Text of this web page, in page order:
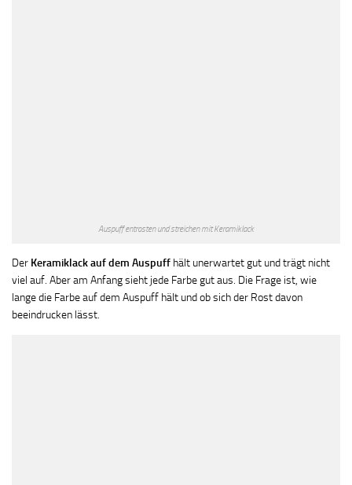
Auspuff entrosten und streichen mit Keramiklack
Der Keramiklack auf dem Auspuff hält unerwartet gut und trägt nicht
viel auf. Aber am Anfang sieht jede Farbe gut aus. Die Frage ist, wie
lange die Farbe auf dem Auspuff hält und ob sich der Rost davon
beeindrucken lässt.